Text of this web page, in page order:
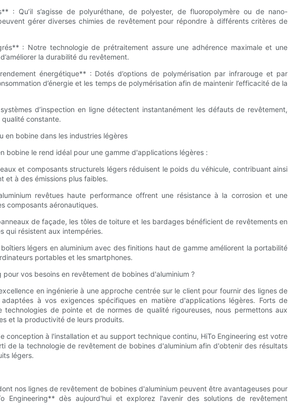
: Qu’il s’agisse de polyuréthane, de polyester, de fluoropolymère ou de nano-
gérer diverses chimies de revêtement pour répondre à différents critères de
: Notre technologie de prétraitement assure une adhérence maximale et une
la durabilité du revêtement.
énergétique** : Dotés d’options de polymérisation par infrarouge et par
d’énergie et les temps de polymérisation afin de maintenir l’efficacité de la
d’inspection en ligne détectent instantanément les défauts de revêtement,
constante.
en bobine dans les industries légères
bobine le rend idéal pour une gamme d'applications légères :
et composants structurels légers réduisent le poids du véhicule, contribuant ainsi
et à des émissions plus faibles.
revêtues haute performance offrent une résistance à la corrosion et une
composants aéronautiques.
de façade, les tôles de toiture et les bardages bénéficient de revêtements en
qui résistent aux intempéries.
légers en aluminium avec des finitions haut de gamme améliorent la portabilité
portables et les smartphones.
vos besoins en revêtement de bobines d'aluminium ?
en ingénierie à une approche centrée sur le client pour fournir des lignes de
à vos exigences spécifiques en matière d'applications légères. Forts de
technologies de pointe et de normes de qualité rigoureuses, nous permettons aux
et la productivité de leurs produits.
conception à l'installation et au support technique continu, HiTo Engineering est votre
de la technologie de revêtement de bobines d'aluminium afin d'obtenir des résultats
légers.
nos lignes de revêtement de bobines d'aluminium peuvent être avantageuses pour
Engineering** dès aujourd'hui et explorez l'avenir des solutions de revêtement